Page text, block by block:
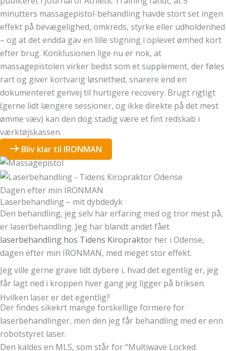
minutters massagepistol-behandling havde stort set ingen
effekt på bevægelighed, omkreds, styrke eller udholdenhed
– og at det endda gav en lille stigning i oplevet ømhed kort
efter brug. Konklusionen lige nu er nok, at
massagepistolen virker bedst som et supplement, der føles
rart og giver kortvarig løsnethed, snarere end en
dokumenteret genvej til hurtigere recovery. Brugt rigtigt
(gerne lidt længere sessioner, og ikke direkte på det mest
ømme væv) kan den dog stadig være et fint redskab i
værktøjskassen.
Bliv klar til IRONMAN
Dagen efter min IRONMAN
Laserbehandling – mit dybdedyk
Den behandling, jeg selv har erfaring med og tror mest på,
er laserbehandling. Jeg har blandt andet fået
laserbehandling hos Tidens Kiropraktor her i Odense,
dagen efter min IRONMAN, med meget stor effekt.
Jeg ville gerne grave lidt dybere i, hvad det egentlig er, jeg
får lagt ned i kroppen hver gang jeg ligger på briksen.
Hvilken laser er det egentlig?
Der findes sikekrt mange forskellige formere for
laserbehandlinger, men den jeg får behandling med er enn
robotstyret laser.
Den kaldes en MLS, som står for “Multiwave Locked